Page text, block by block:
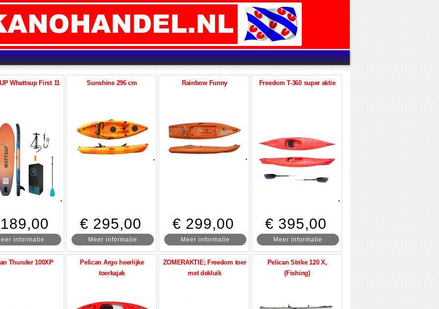
Whattsup First 11
informatie
Sunshine 296 cm
€ 295,00
Meer informatie
Rainbow Funny
€ 299,00
Meer informatie
Freedom T-360 super aktie
€ 395,00
Meer informatie
Thunder 100XP
Pelican Argo heerlijke
toerkajak
ZOMERAKTIE; Freedom toer
met dekluik
Pelican Strike 120 X,
(Fishing)